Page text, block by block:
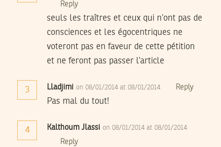
Reply
seuls les traîtres et ceux qui n’ont pas de
consciences et les égocentriques ne
voteront pas en faveur de cette pétition
et ne feront pas passer l’article
3 Lladjimi on 08/01/2014 at 08/01/2014 Reply
Pas mal du tout!
4 Kalthoum Jlassi on 08/01/2014 at 08/01/2014
Reply